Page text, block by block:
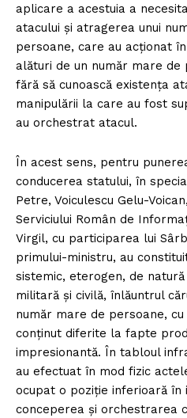
aplicare a acestuia a
atacului și atragerea unui
persoane, care au acţionat
alături de un număr mare
fără să cunoască existența
manipulării la care au fost
au orchestrat atacul.
În acest sens, pentru
conducerea statului, în
Petre, Voiculescu Gelu-
Serviciului Român de
Virgil, cu participarea lui
primului-ministru, au
sistemic, eterogen, de
militară și civilă, înlăuntrul
număr mare de persoane,
conținut diferite la fapte
impresionantă. În tabloul
au efectuat în mod fizic
ocupat o poziție inferioară în
conceperea și orchestrarea